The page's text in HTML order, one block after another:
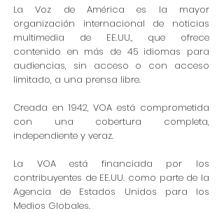
La Voz de América es la mayor
organización internacional de noticias
multimedia de EE.UU., que ofrece
contenido en más de 45 idiomas para
audiencias, sin acceso o con acceso
limitado, a una prensa libre.
Creada en 1942, VOA está comprometida
con una cobertura completa,
independiente y veraz.
La VOA está financiada por los
contribuyentes de EE.UU. como parte de la
Agencia de Estados Unidos para los
Medios Globales.